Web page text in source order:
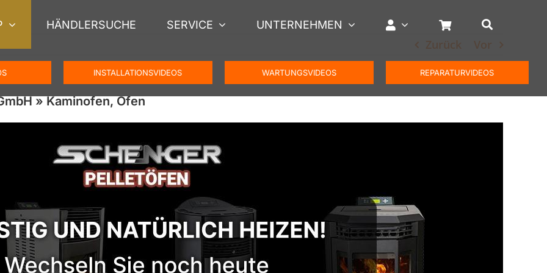
HÄNDLERSUCHE SERVICE UNTERNEHMEN
INSTALLATIONSVIDEOS WARTUNGSVIDEOS REPARATURVIDEOS
Zurück Vor
» Kaminofen, Ofen